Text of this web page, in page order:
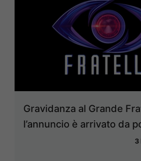
Gravidanza al Grande
l’annuncio è arrivato da
3